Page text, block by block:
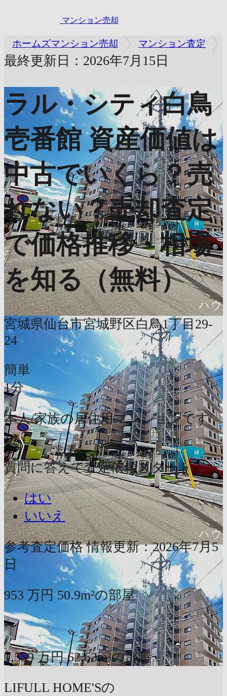
マンション売却
ホームズマンション売却 マンション査定
最終更新日：2026年7月15日
ラル・シティ白鳥
壱番館 資産価値は
中古でいくら？売
れない？売却査定
で価格推移・相場
を知る（無料）
宮城県仙台市宮城野区白鳥1丁目29-
24
簡単
1分
本人/家族の居住用マンションです
か？
質問に答えて査定依頼スタート
はい
いいえ
参考査定価格 情報更新：2026年7月5
日
953 万円 50.9m²の部屋
〜
1,559 万円 62.63m²の部屋
LIFULL HOME'Sの